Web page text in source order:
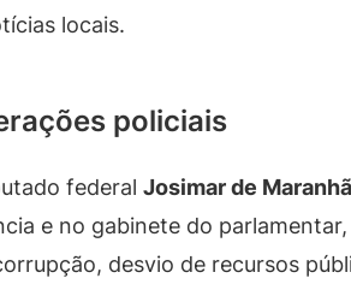
locais.
policiais
federal Josimar de
e no gabinete do
desvio de recursos